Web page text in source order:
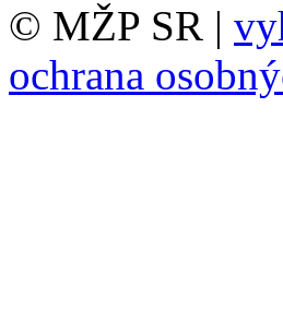
© MŽP SR |
ochrana